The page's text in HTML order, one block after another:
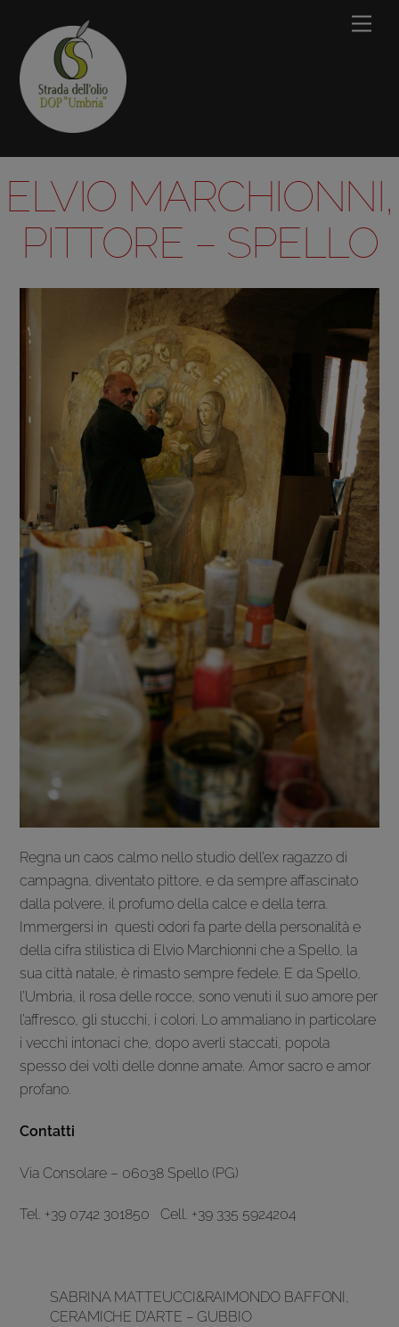
content
ELVIO MARCHIONNI,
PITTORE – SPELLO
Regna un caos calmo nello studio dell’ex ragazzo di
campagna, diventato pittore, e da sempre affascinato
dalla polvere, il profumo della calce e della terra.
Immergersi in questi odori fa parte della personalità e
della cifra stilistica di Elvio Marchionni che a Spello, la
sua città natale, è rimasto sempre fedele. E da Spello,
l’Umbria, il rosa delle rocce, sono venuti il suo amore per
l’affresco, gli stucchi, i colori. Lo ammaliano in particolare
i vecchi intonaci che, dopo averli staccati, popola
spesso dei volti delle donne amate. Amor sacro e amor
profano.
Contatti
Via Consolare – 06038 Spello (PG)
Tel. +39 0742 301850 Cell. +39 335 5924204
SABRINA MATTEUCCI&RAIMONDO BAFFONI,
CERAMICHE D’ARTE – GUBBIO